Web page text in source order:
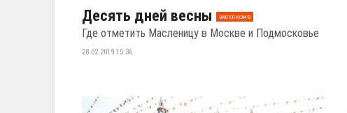
Десять дней весны эксклюзив
Где отметить Масленицу в Москве и Подмосковье
28.02.2019 15:36